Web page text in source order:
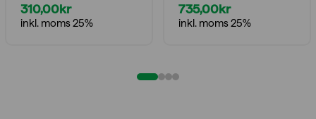
310,00kr
inkl. moms 25%
735,00kr
inkl. moms 25%